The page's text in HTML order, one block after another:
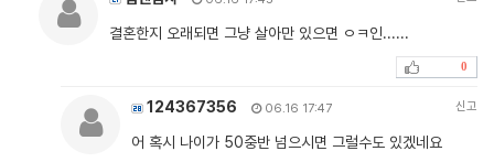
결혼한지 오래되면 그냥 살아만 있으면 ㅇㅋ인......
0
124367356 06.16 17:47 신고
어 혹시 나이가 50중반 넘으시면 그럴수도 있겠네요